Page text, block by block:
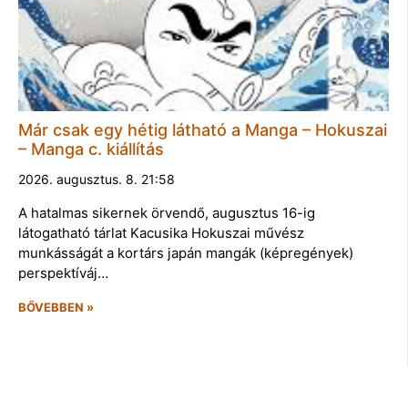
Már csak egy hétig látható a Manga – Hokuszai
– Manga c. kiállítás
2026. augusztus. 8. 21:58
A hatalmas sikernek örvendő, augusztus 16-ig
látogatható tárlat Kacusika Hokuszai művész
munkásságát a kortárs japán mangák (képregények)
perspektíváj…
BŐVEBBEN »